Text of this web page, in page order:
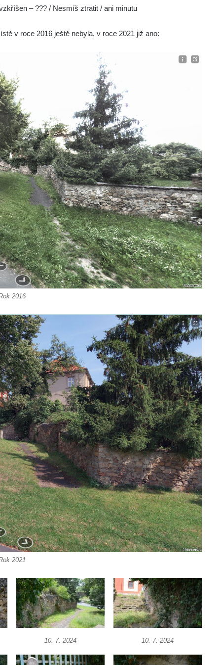
– ??? / Nesmíš ztratit / ani minutu
v roce 2016 ještě nebyla, v roce 2021 již ano:
2016
2021
10. 7. 2024 10. 7. 2024